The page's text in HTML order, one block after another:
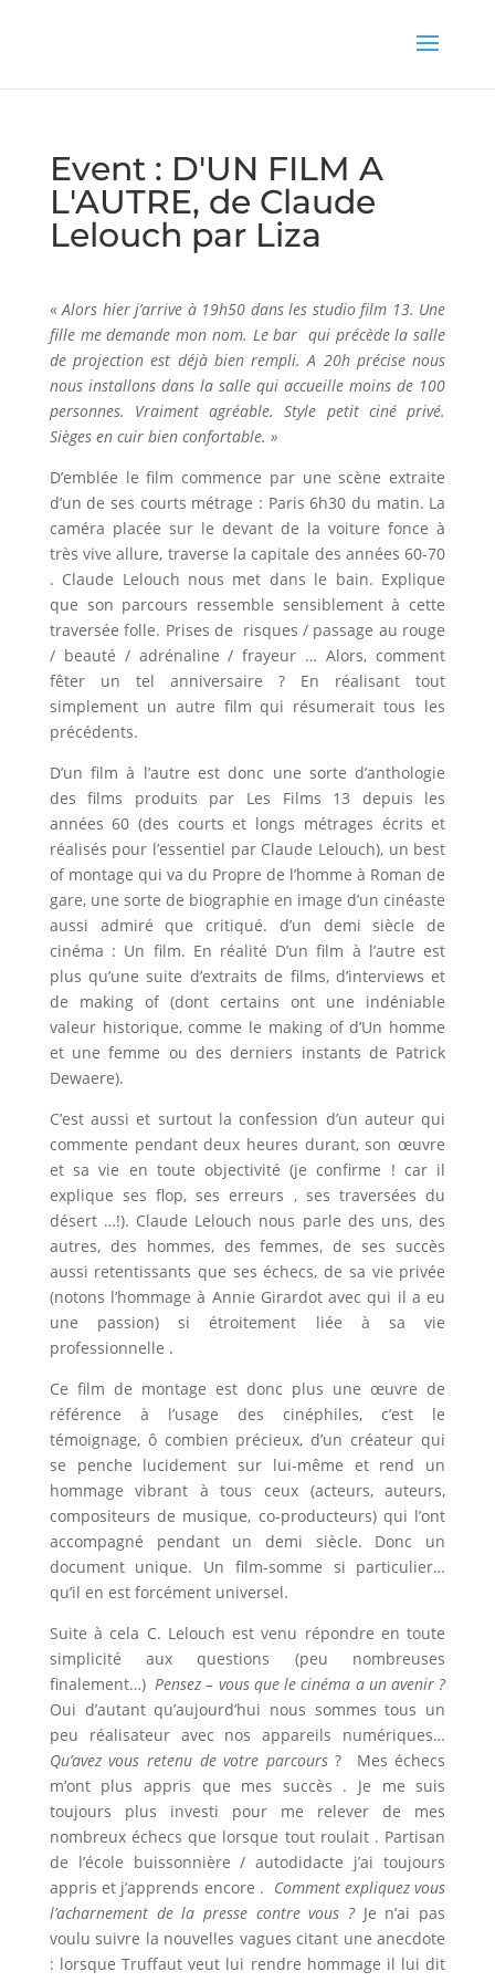
Event : D'UN FILM A
L'AUTRE, de Claude
Lelouch par Liza
«Alors hier j’arrive à 19h50 dans les studio film 13. Une
fille me demande mon nom. Le bar qui précède la salle
de projection est déjà bien rempli. A 20h précise nous
nous installons dans la salle qui accueille moins de 100
personnes. Vraiment agréable. Style petit ciné privé.
Sièges en cuir bien confortable. »
D’emblée le film commence par une scène extraite
d’un de ses courts métrage : Paris 6h30 du matin. La
caméra placée sur le devant de la voiture fonce à
très vive allure, traverse la capitale des années 60-70
. Claude Lelouch nous met dans le bain. Explique
que son parcours ressemble sensiblement à cette
traversée folle. Prises de risques / passage au rouge
/ beauté / adrénaline / frayeur … Alors, comment
fêter un tel anniversaire ? En réalisant tout
simplement un autre film qui résumerait tous les
précédents.
D’un film à l’autre est donc une sorte d’anthologie
des films produits par Les Films 13 depuis les
années 60 (des courts et longs métrages écrits et
réalisés pour l’essentiel par Claude Lelouch), un best
of montage qui va du Propre de l’homme à Roman de
gare, une sorte de biographie en image d’un cinéaste
aussi admiré que critiqué. d’un demi siècle de
cinéma : Un film. En réalité D’un film à l’autre est
plus qu’une suite d’extraits de films, d’interviews et
de making of (dont certains ont une indéniable
valeur historique, comme le making of d’Un homme
et une femme ou des derniers instants de Patrick
Dewaere).
C’est aussi et surtout la confession d’un auteur qui
commente pendant deux heures durant, son œuvre
et sa vie en toute objectivité (je confirme ! car il
explique ses flop, ses erreurs , ses traversées du
désert …!). Claude Lelouch nous parle des uns, des
autres, des hommes, des femmes, de ses succès
aussi retentissants que ses échecs, de sa vie privée
(notons l’hommage à Annie Girardot avec qui il a eu
une passion) si étroitement liée à sa vie
professionnelle .
Ce film de montage est donc plus une œuvre de
référence à l’usage des cinéphiles, c’est le
témoignage, ô combien précieux, d’un créateur qui
se penche lucidement sur lui-même et rend un
hommage vibrant à tous ceux (acteurs, auteurs,
compositeurs de musique, co-producteurs) qui l’ont
accompagné pendant un demi siècle. Donc un
document unique. Un film-somme si particulier…
qu’il en est forcément universel.
Suite à cela C. Lelouch est venu répondre en toute
simplicité aux questions (peu nombreuses
finalement…)Pensez – vous que le cinéma a un avenir ?
Oui d’autant qu’aujourd’hui nous sommes tous un
peu réalisateur avec nos appareils numériques…
Qu’avez vous retenu de votre parcours? Mes échecs
m’ont plus appris que mes succès . Je me suis
toujours plus investi pour me relever de mes
nombreux échecs que lorsque tout roulait . Partisan
de l’école buissonnière / autodidacte j’ai toujours
appris et j’apprends encore . Comment expliquez vous
l’acharnement de la presse contre vous ? Je n’ai pas
voulu suivre la nouvelles vagues citant une anecdote
: lorsque Truffaut veut lui rendre hommage il lui dit